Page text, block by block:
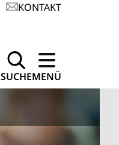
KONTAKT
SUCHEMENÜ